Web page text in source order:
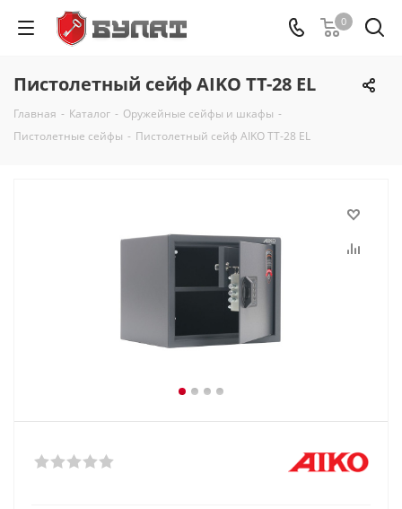
0
Пистолетный сейф AIKO ТТ-28 EL
Главная - Каталог - Оружейные сейфы и шкафы -
Пистолетные сейфы - Пистолетный сейф AIKO ТТ-28 EL